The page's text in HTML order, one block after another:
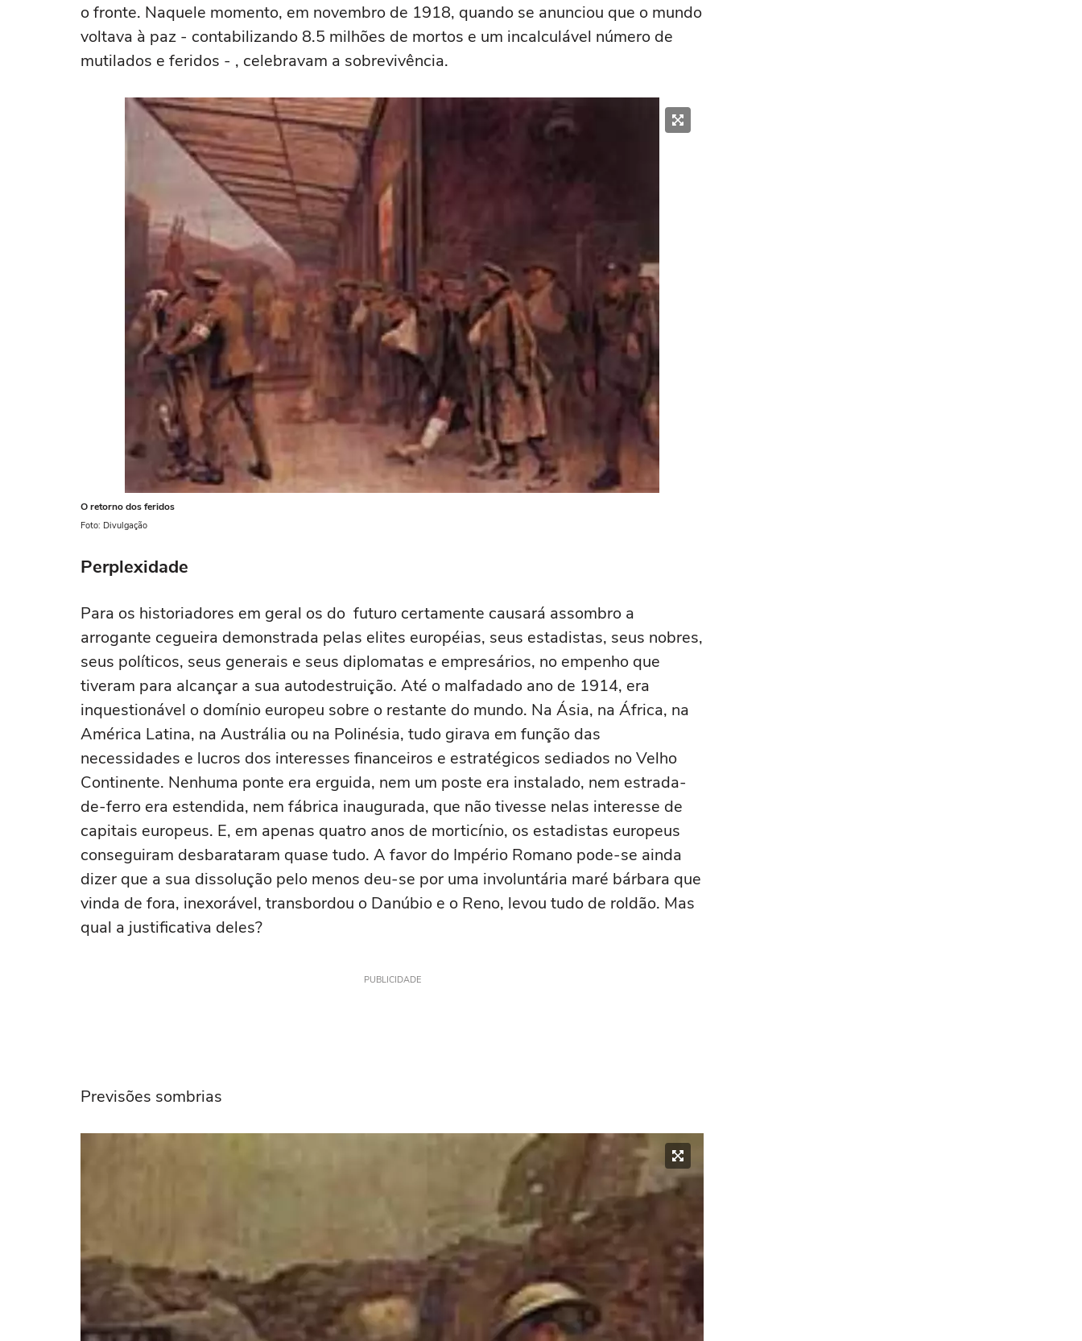
o fronte. Naquele momento, em novembro de 1918, quando se anunciou que o mundo
voltava à paz - contabilizando 8.5 milhões de mortos e um incalculável número de
mutilados e feridos - , celebravam a sobrevivência.
O retorno dos feridos
Foto: Divulgação
Perplexidade
Para os historiadores em geral os do futuro certamente causará assombro a
arrogante cegueira demonstrada pelas elites européias, seus estadistas, seus nobres,
seus políticos, seus generais e seus diplomatas e empresários, no empenho que
tiveram para alcançar a sua autodestruição. Até o malfadado ano de 1914, era
inquestionável o domínio europeu sobre o restante do mundo. Na Ásia, na África, na
América Latina, na Austrália ou na Polinésia, tudo girava em função das
necessidades e lucros dos interesses financeiros e estratégicos sediados no Velho
Continente. Nenhuma ponte era erguida, nem um poste era instalado, nem estrada-
de-ferro era estendida, nem fábrica inaugurada, que não tivesse nelas interesse de
capitais europeus. E, em apenas quatro anos de morticínio, os estadistas europeus
conseguiram desbarataram quase tudo. A favor do Império Romano pode-se ainda
dizer que a sua dissolução pelo menos deu-se por uma involuntária maré bárbara que
vinda de fora, inexorável, transbordou o Danúbio e o Reno, levou tudo de roldão. Mas
qual a justificativa deles?
PUBLICIDADE
Previsões sombrias